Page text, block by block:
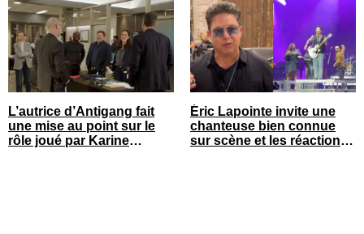
L’autrice d’Antigang fait
une mise au point sur le
rôle joué par Karine
Éric Lapointe invite une
chanteuse bien connue
sur scène et les réactions